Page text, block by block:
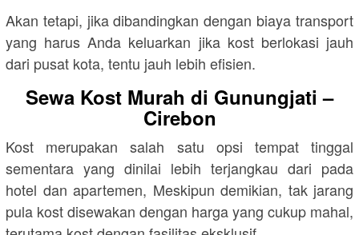
Akan tetapi, jika dibandingkan dengan biaya transport
yang harus Anda keluarkan jika kost berlokasi jauh
dari pusat kota, tentu jauh lebih efisien.
Sewa Kost Murah di Gunungjati –
Cirebon
Kost merupakan salah satu opsi tempat tinggal
sementara yang dinilai lebih terjangkau dari pada
hotel dan apartemen, Meskipun demikian, tak jarang
pula kost disewakan dengan harga yang cukup mahal,